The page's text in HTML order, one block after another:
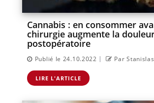
Cannabis : en consommer
chirurgie augmente la
postopératoire
Publié le 24.10.2022 | Par
LIRE L'ARTICLE